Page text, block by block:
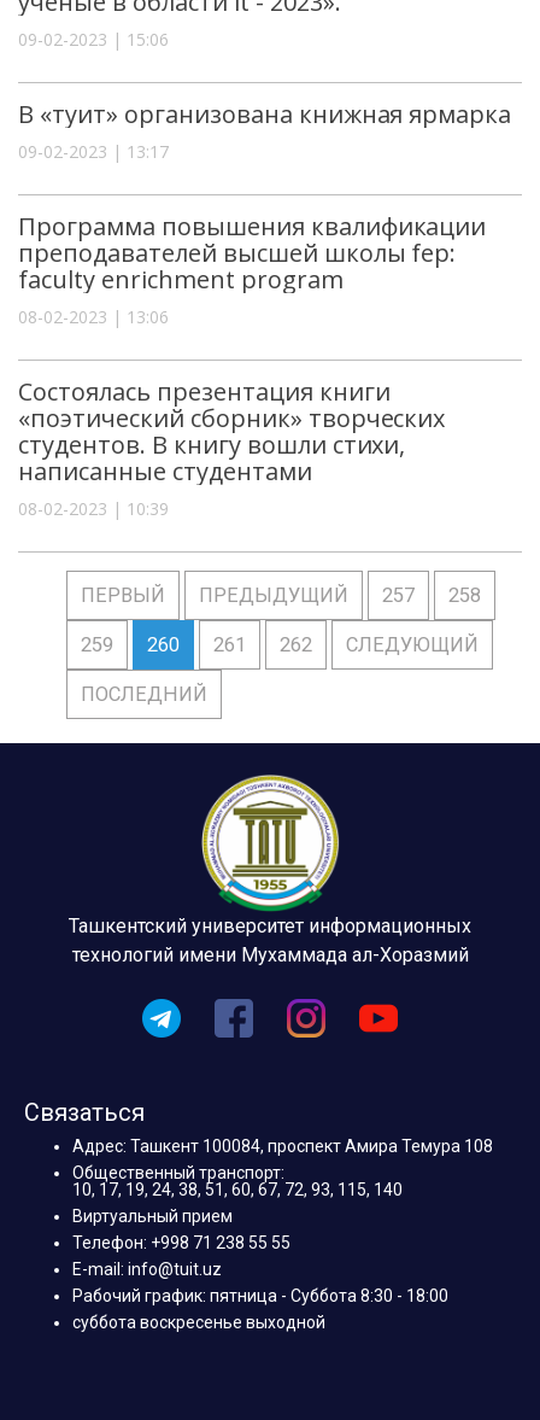
09-02-2023 | 15:06
В «туит» организована книжная ярмарка
09-02-2023 | 13:17
Программа повышения квалификации
преподавателей высшей школы fep:
faculty enrichment program
08-02-2023 | 13:06
Состоялась презентация книги
«поэтический сборник» творческих
студентов. В книгу вошли стихи,
написанные студентами
08-02-2023 | 10:39
ПЕРВЫЙ ПРЕДЫДУЩИЙ 257 258
259 260 261 262 СЛЕДУЮЩИЙ
ПОСЛЕДНИЙ
Ташкентский университет информационных
технологий имени Мухаммада ал-Хоразмий
Связаться
Адрес: Ташкент 100084, проспект Амира Темура 108
Общественный транспорт:
10, 17, 19, 24, 38, 51, 60, 67, 72, 93, 115, 140
Виртуальный прием
Телефон: +998 71 238 55 55
E-mail: info@tuit.uz
Рабочий график: пятница - Суббота 8:30 - 18:00
суббота воскресенье выходной